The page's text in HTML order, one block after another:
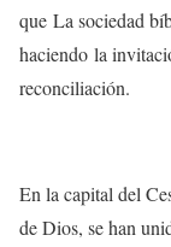
que La sociedad
haciendo la
reconciliación.
En la capital del
de Dios, se han